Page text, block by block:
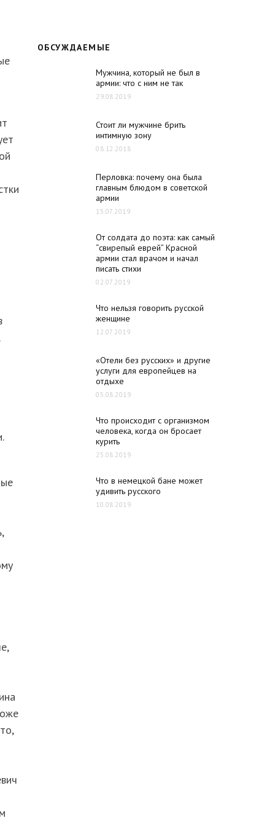
ОБСУЖДАЕМЫЕ
Мужчина, который не был в
армии: что с ним не так
29.08.2019
Стоит ли мужчине брить
интимную зону
08.12.2018
Перловка: почему она была
главным блюдом в советской
армии
15.07.2019
От солдата до поэта: как самый
“свирепый еврей” Красной
армии стал врачом и начал
писать стихи
02.07.2019
Что нельзя говорить русской
женщине
12.07.2019
«Отели без русских» и другие
услуги для европейцев на
отдыхе
05.08.2019
Что происходит с организмом
человека, когда он бросает
курить
25.08.2019
Что в немецкой бане может
удивить русского
10.08.2019